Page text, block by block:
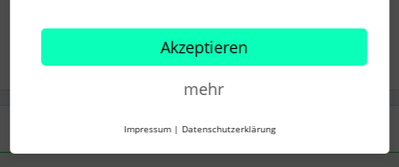
1 Personen gefällt dies
Akzeptieren
mehr
Impressum | Datenschutzerklärung